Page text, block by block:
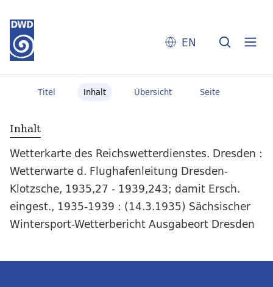
EN
Titel Inhalt Übersicht Seite
Inhalt
Wetterkarte des Reichswetterdienstes. Dresden :
Wetterwarte d. Flughafenleitung Dresden-
Klotzsche, 1935,27 - 1939,243; damit Ersch.
eingest., 1935-1939 : (14.3.1935) Sächsischer
Wintersport-Wetterbericht Ausgabeort Dresden